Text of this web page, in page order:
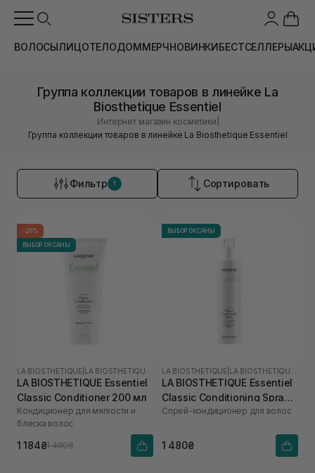
ВОЛОСЫЛИЦОТЕЛОДОММЕРЧНОВИНКИБЕСТСЕЛЛЕРЫ
Группа коллекции товаров в линейке La
Biosthetique Essentiel
Интернет магазин косметики
Группа коллекции товаров в линейке La Biosthetique Essentiel
Фильтр 1 Сортировать
-20%
ВЫБОР ОКСАНЫ
LA BIOSTHETIQUE
LA BIOSTHETIQUE Essentiel
Classic Conditioner 200 мл
Кондиционер для мягкости и
блеска волос
1 184₴1 480₴
ВЫБОР ОКСАНЫ
LA BIOSTHETIQUE
LA BIOSTHETIQUE Essentiel
Classic Conditioning Spray
250 мл
Спрей-кондиционер для волос
1 480₴